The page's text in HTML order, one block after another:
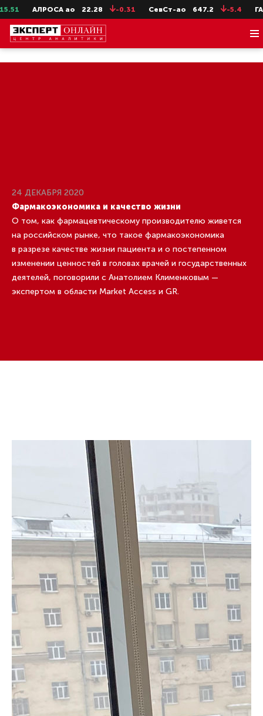
АЛРОСА ао 22.28 -0.31 СевСт-ао 647.2 -5.4
24 ДЕКАБРЯ 2020
Фармакоэкономика и качество жизни
О том, как фармацевтическому производителю живется
на российском рынке, что такое фармакоэкономика
в разрезе качестве жизни пациента и о постепенном
изменении ценностей в головах врачей и государственных
деятелей, поговорили с Анатолием Клименковым —
экспертом в области Market Access и GR.